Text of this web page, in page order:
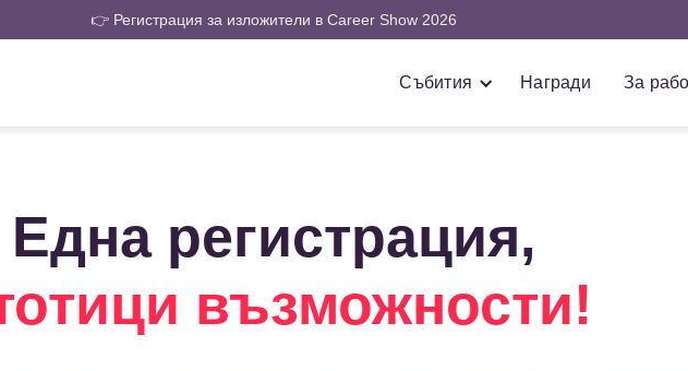
👉 Регистрация за изложители в Career Show 2026
Събития Награди За
Една регистрация,
възможности!